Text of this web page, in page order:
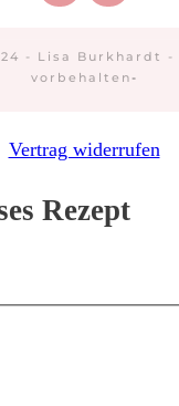
- Lisa Burkhardt -
vorbehalten-
Vertrag widerrufen
Rezept